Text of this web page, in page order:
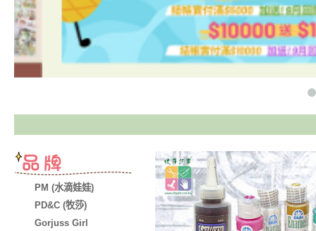
PM (水滴娃娃)
PD&C (牧莎)
Gorjuss Girl